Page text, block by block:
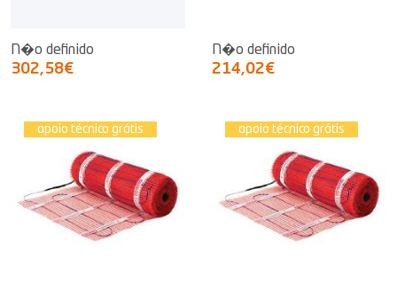
N�o definido
302,58€
N�o definido
214,02€
apoio técnico grátis apoio técnico grátis